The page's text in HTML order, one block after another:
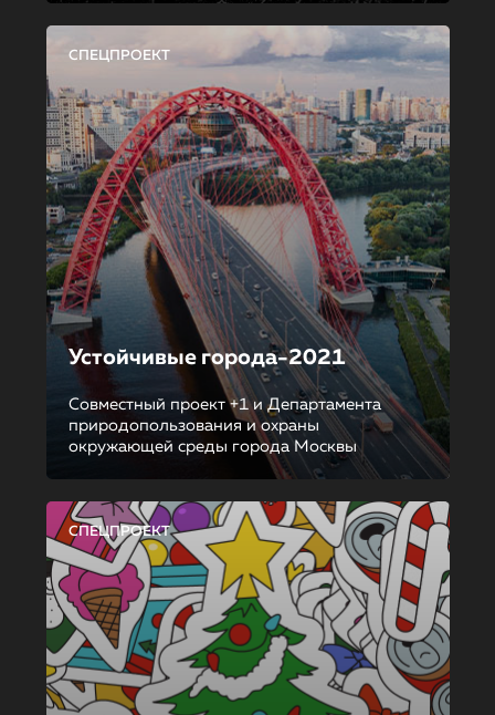
СПЕЦПРОЕКТ
Устойчивые города-2021
Совместный проект +1 и Департамента
природопользования и охраны
окружающей среды города Москвы
СПЕЦПРОЕКТ